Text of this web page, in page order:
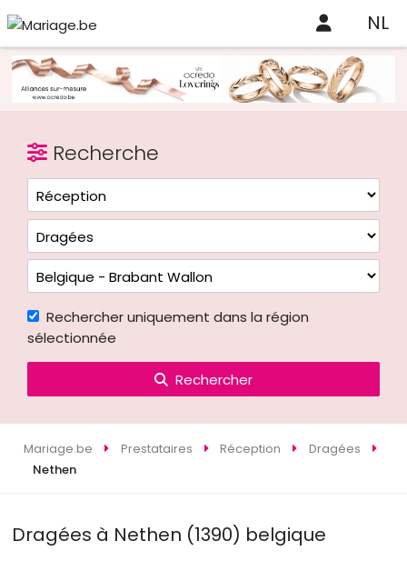
NL
Recherche
Rechercher uniquement dans la région
sélectionnée
Rechercher
Mariage.be Prestataires Réception
Dragées
Nethen
Dragées à Nethen (1390) belgique